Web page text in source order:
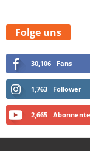
Folge uns
30,106 Fans
1,763 Follower
2,665